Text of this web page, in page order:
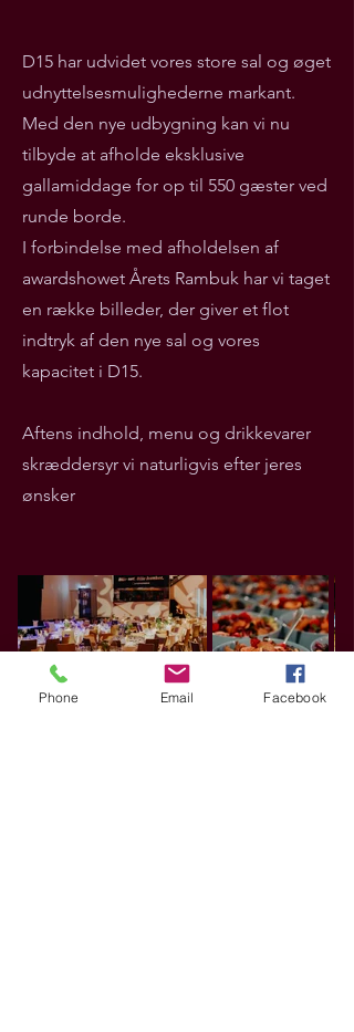
D15 har udvidet vores store sal og øget
udnyttelsesmulighederne markant.
Med den nye udbygning kan vi nu
tilbyde at afholde eksklusive
gallamiddage for op til 550 gæster ved
runde borde.
I forbindelse med afholdelsen af
awardshowet Årets Rambuk har vi taget
en række billeder, der giver et flot
indtryk af den nye sal og vores
kapacitet i D15.
Aftens indhold, menu og drikkevarer
skræddersyr vi naturligvis efter jeres
ønsker
Phone Email Facebook